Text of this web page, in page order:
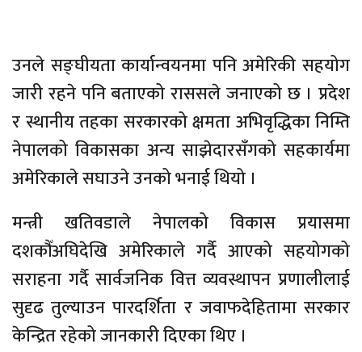
उनले सङ्घीयता कार्यान्वयनमा पनि अमेरिकी सहयोग
जारी रहने पनि बताएको राससले जनाएको छ । प्रदेश
र स्थानीय तहका सरकारको क्षमता अभिवृद्धिका निम्ति
नेपालको विकासका अन्य साझेदारसँगको सहकार्यमा
अमेरिकाले सघाउने उनको भनाई थियो ।
मन्त्री खतिवडाले नेपालको विकास प्रयासमा
दशकौँअघिदेखि अमेरिकाले गर्दै आएको सहयोगको
सराहना गर्दै सार्वजनिक वित्त व्यवस्थापन प्रणालीलाई
सुदृढ तुल्याउन पारदर्शिता र जवाफदेहितामा सरकार
केन्द्रित रहेको जानकारी दिएका थिए ।